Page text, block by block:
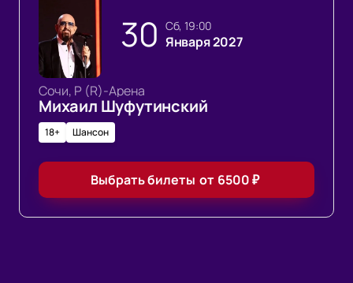
30 сб, 19:00
Января 2027
Сочи, Р (R)-Арена
Михаил Шуфутинский
18+ Шансон
Выбрать билеты от 6500₽